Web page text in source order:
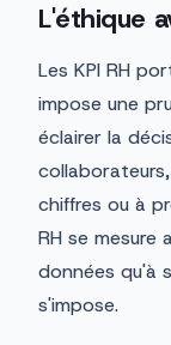
L'éthique
Les KPI RH
impose une
éclairer la
collaborateurs,
chiffres ou à
RH se
données qu'à
s'impose.